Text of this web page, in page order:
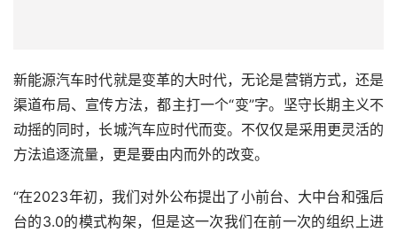
新能源汽车时代就是变革的大时代，无论是营销方式，还是
渠道布局、宣传方法，都主打一个“变”字。坚守长期主义不
动摇的同时，长城汽车应时代而变。不仅仅是采用更灵活的
方法追逐流量，更是要由内而外的改变。
“在2023年初，我们对外公布提出了小前台、大中台和强后
台的3.0的模式构架，但是这一次我们在前一次的组织上进